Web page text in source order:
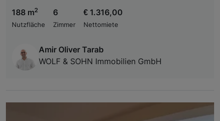
188 m2
Nutzfläche
6
Zimmer
€ 1.316,00
Nettomiete
Amir Oliver Tarab
WOLF & SOHN Immobilien GmbH